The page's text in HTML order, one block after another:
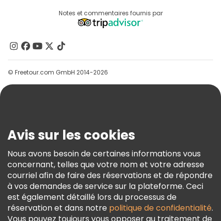
Programme D’affiliation
Contactez-Nous
Groupes
Aide
Conditions Générales Et Mentions Légales
Politique En Matière De Cookies
Freetour Prix
Programme De Fidélité
Notes et commentaires fournis par
© Freetour.com GmbH 2014-2026
Avis sur les cookies
Nous avons besoin de certaines informations vous
concernant, telles que votre nom et votre adresse
courriel afin de faire des réservations et de répondre
à vos demandes de service sur la plateforme. Ceci
est également détaillé lors du processus de
réservation et dans notre politique de confidentialité.